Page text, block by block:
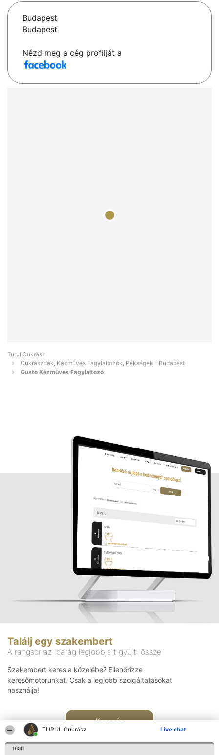
TURUL Cukrász Live chat
16:41
Budapest
Budapest
Nézd meg a cég profilját a
Turul Cukrász
Cukrászdák, Kézműves Fagylaltozók, Pékségek - Budapest
Gusto Kézműves Fagylaltozó
Találj egy szakembert
A rangsor az iparág legjobbjait gyűjti össze
Szakembert keres a közelébe? Ellenőrizze
keresőmotorunkat. Csak a legjobb szolgáltatásokat
használja!
Keresés